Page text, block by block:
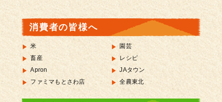
消費者の皆様へ
米
園芸
畜産
レシピ
Apron
JAタウン
ファミマもとさわ店
全農東北